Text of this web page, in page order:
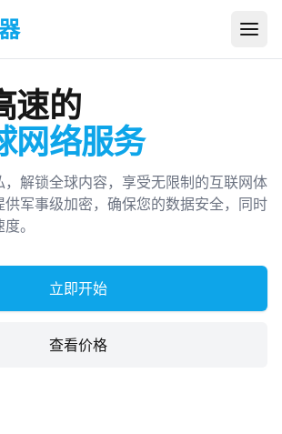
打开
速的
网络服务
解锁全球内容，享受无限制的互联网体
军事级加密，确保您的数据安全，同时
。
立即开始
查看价格